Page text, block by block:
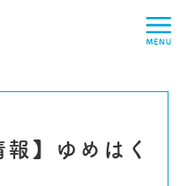
報】ゆめはく